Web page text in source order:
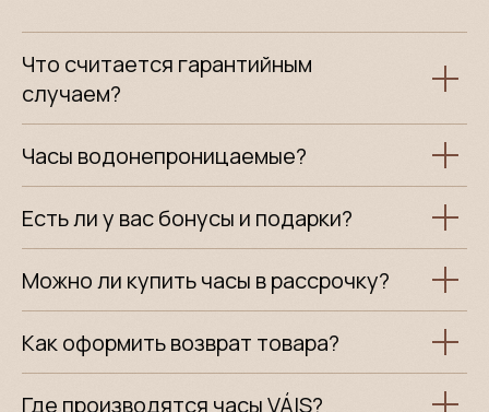
Что считается гарантийным
случаем?
Часы водонепроницаемые?
Есть ли у вас бонусы и подарки?
Можно ли купить часы в рассрочку?
Как оформить возврат товара?
Где производятся часы VÁIS?